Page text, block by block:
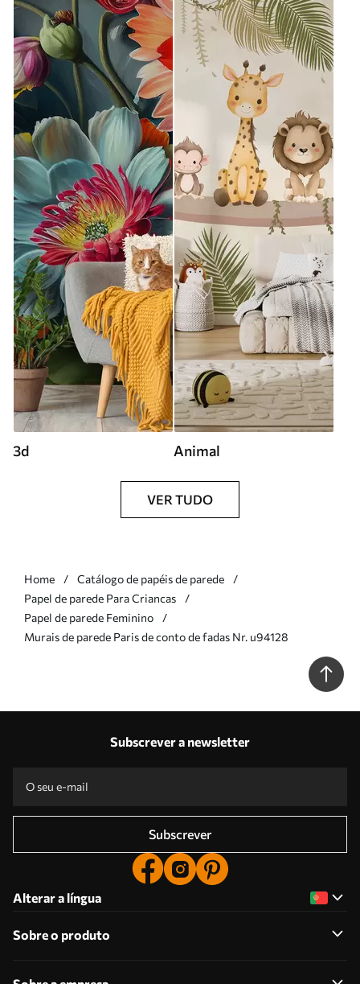
3d Animal
VER TUDO
Home
Catálogo de papéis de parede
Papel de parede Para Criancas
Papel de parede Feminino
Murais de parede Paris de conto de fadas Nr. u94128
Subscrever a newsletter
Subscrever
Alterar a língua
Sobre o produto